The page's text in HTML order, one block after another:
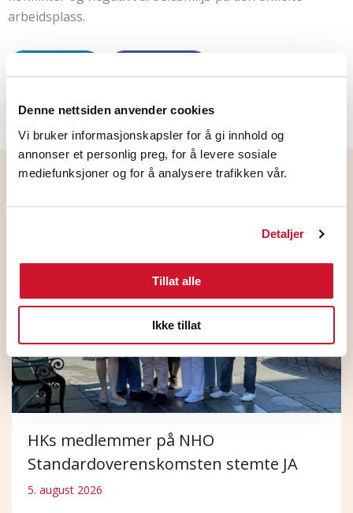
Denne nettsiden anvender cookies
Vi bruker informasjonskapsler for å gi innhold og
annonser et personlig preg, for å levere sosiale
mediefunksjoner og for å analysere trafikken vår.
Detaljer
Tillat alle
Ikke tillat
arbeidsplass.
HKs medlemmer på NHO
Standardoverenskomsten stemte JA
5. august 2026